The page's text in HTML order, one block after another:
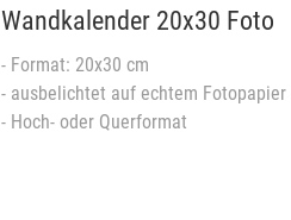
Wandkalender 20x30 Foto
- Format: 20x30 cm
- ausbelichtet auf echtem Fotopapier
- Hoch- oder Querformat